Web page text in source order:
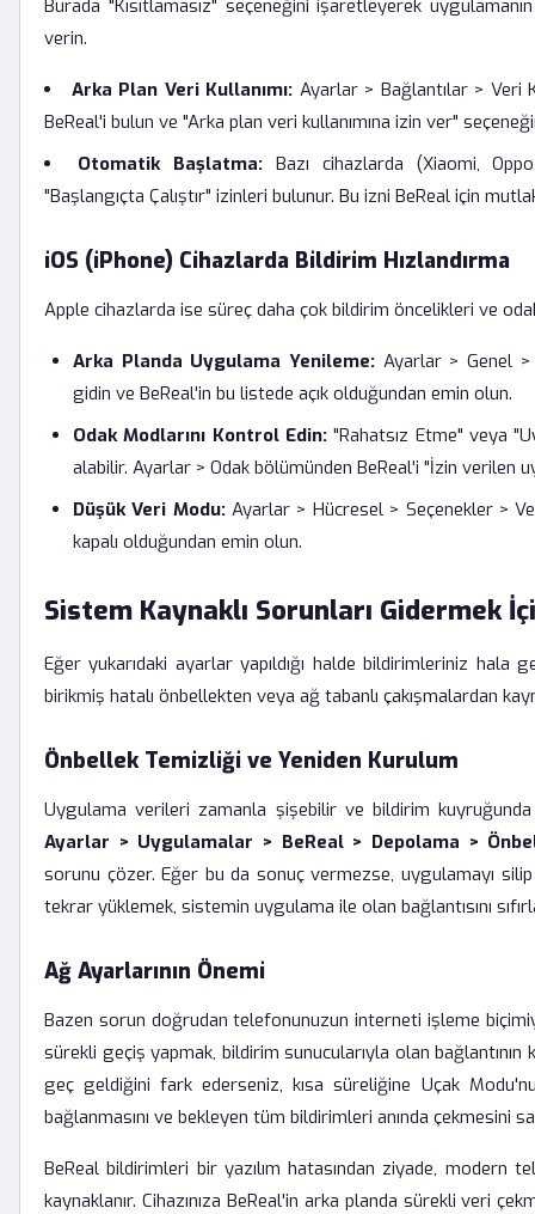
Burada "Kısıtlamasız" seçeneğini işaretleyerek
verin.
Arka Plan Veri Kullanımı: Ayarlar > Bağlantılar > Veri
BeReal'i bulun ve "Arka plan veri kullanımına izin ver"
Otomatik Başlatma:Bazı cihazlarda (Xiaomi,
"Başlangıçta Çalıştır" izinleri bulunur. Bu izni BeReal için
iOS (iPhone) Cihazlarda Bildirim Hızlandırma
Apple cihazlarda ise süreç daha çok bildirim öncelikleri ve
Arka Planda Uygulama Yenileme: Ayarlar > Genel
gidin ve BeReal'in bu listede açık olduğundan emin olun.
Odak Modlarını Kontrol Edin: "Rahatsız Etme" veya
alabilir. Ayarlar > Odak bölümünden BeReal'i "İzin verilen
Düşük Veri Modu:Ayarlar > Hücresel > Seçenekler >
kapalı olduğundan emin olun.
Sistem Kaynaklı Sorunları Gidermek
Eğer yukarıdaki ayarlar yapıldığı halde bildirimleriniz
birikmiş hatalı önbellekten veya ağ tabanlı çakışmalardan
Önbellek Temizliği ve Yeniden Kurulum
Uygulama verileri zamanla şişebilir ve bildirim
Ayarlar > Uygulamalar > BeReal > Depolama >
sorunu çözer. Eğer bu da sonuç vermezse, uygulamayı
tekrar yüklemek, sistemin uygulama ile olan bağlantısını
Ağ Ayarlarının Önemi
Bazen sorun doğrudan telefonunuzun interneti işleme
sürekli geçiş yapmak, bildirim sunucularıyla olan
geç geldiğini fark ederseniz, kısa süreliğine Uçak Modu'nu
bağlanmasını ve bekleyen tüm bildirimleri anında çekmesini
BeReal bildirimleri bir yazılım hatasından ziyade, modern
kaynaklanır. Cihazınıza BeReal'in arka planda sürekli veri